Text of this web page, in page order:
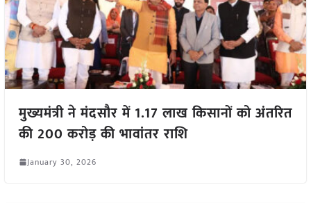
मुख्यमंत्री ने मंदसौर में 1.17 लाख किसानों को अंतरित
की 200 करोड़ की भावांतर राशि
January 30, 2026